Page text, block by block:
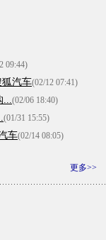
09:44)
汽车(02/12 07:41)
(02/06 18:40)
(01/31 15:55)
车(02/14 08:05)
更多>>